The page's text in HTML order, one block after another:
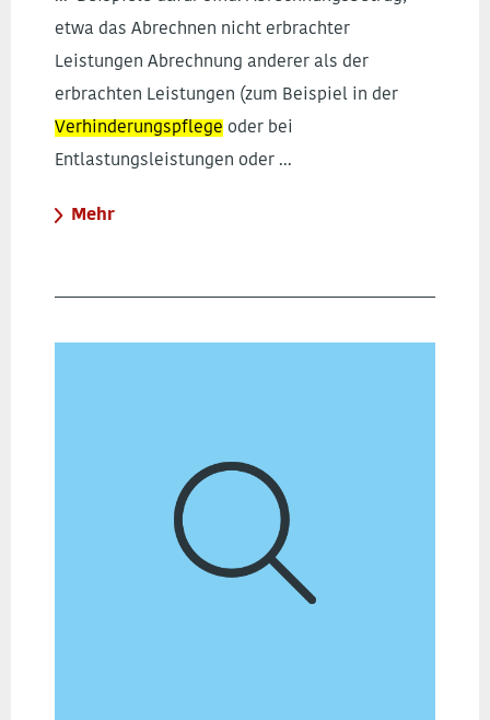
etwa das Abrechnen nicht erbrachter
Leistungen Abrechnung anderer als der
erbrachten Leistungen (zum Beispiel in der
Verhinderungspflege oder bei
Entlastungsleistungen oder ...
Mehr